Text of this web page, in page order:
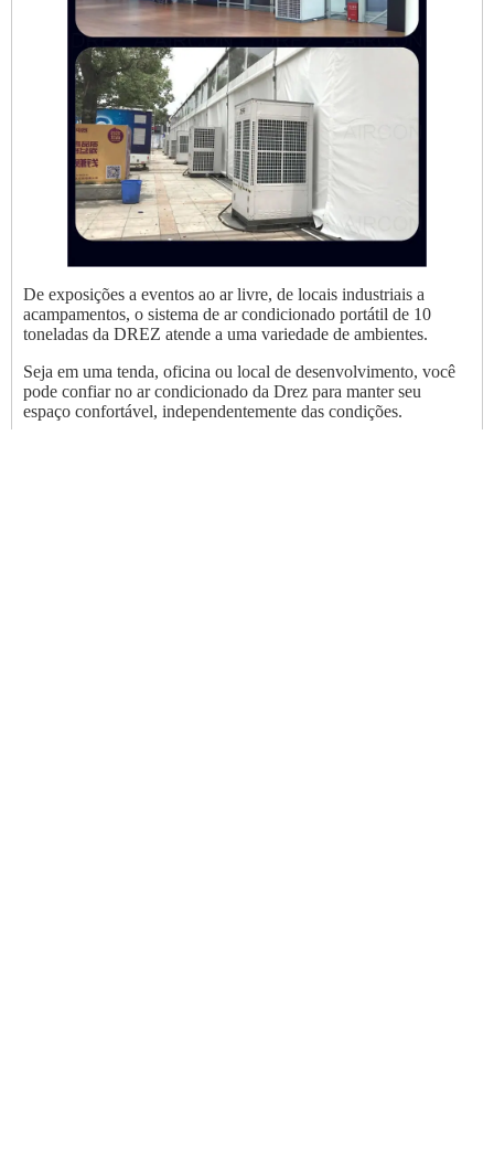
De exposições a eventos ao ar livre, de locais industriais a
acampamentos, o sistema de ar condicionado portátil de 10
toneladas da DREZ atende a uma variedade de ambientes.
Seja em uma tenda, oficina ou local de desenvolvimento, você
pode confiar no ar condicionado da Drez para manter seu
espaço confortável, independentemente das condições.